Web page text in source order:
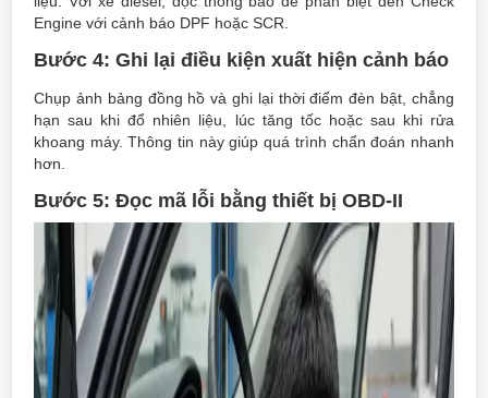
Engine với cảnh báo DPF hoặc SCR.
Bước 4: Ghi lại điều kiện xuất hiện cảnh báo
Chụp ảnh bảng đồng hồ và ghi lại thời điểm đèn bật, chẳng
hạn sau khi đổ nhiên liệu, lúc tăng tốc hoặc sau khi rửa
khoang máy. Thông tin này giúp quá trình chẩn đoán nhanh
hơn.
Bước 5: Đọc mã lỗi bằng thiết bị OBD-II